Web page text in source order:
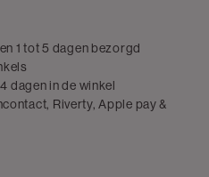
1 tot 5 dagen bezorgd
dagen in de winkel
Riverty, Apple pay &